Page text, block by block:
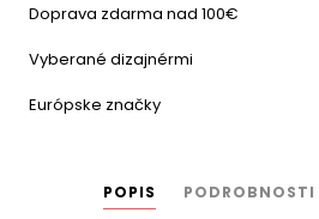
Doprava zdarma nad 100€
Vyberané dizajnérmi
Európske značky
POPIS PODROBNOSTI